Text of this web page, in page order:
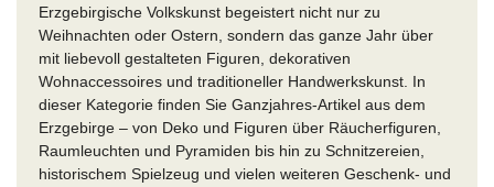
Erzgebirgische Volkskunst begeistert nicht nur zu
Weihnachten oder Ostern, sondern das ganze Jahr über
mit liebevoll gestalteten Figuren, dekorativen
Wohnaccessoires und traditioneller Handwerkskunst. In
dieser Kategorie finden Sie Ganzjahres-Artikel aus dem
Erzgebirge – von Deko und Figuren über Räucherfiguren,
Raumleuchten und Pyramiden bis hin zu Schnitzereien,
historischem Spielzeug und vielen weiteren Geschenk- und